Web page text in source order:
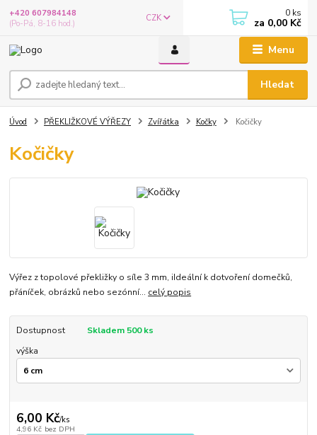
Menu
CZK
Hledat
+420 607984148
(Po-Pá, 8-16 hod.)
0 ks
za 0,00 Kč
Úvod PŘEKLIŽKOVÉ VÝŘEZY Zvířátka Kočky Kočičky
Kočičky
Výřez z topolové překližky o síle 3 mm, iIdeální k dotvoření domečků,
přáníček, obrázků nebo sezónní... celý popis
Dostupnost
Skladem 500 ks
výška
6,00 Kč/ks
4,96 Kč bez DPH